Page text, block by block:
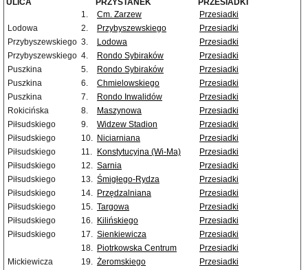
ULICA PRZYSTANEK
PRZESIADKI
1.
Cm. Zarzew
Przesiadki
Lodowa
2. Przybyszewskiego
Przesiadki
Przybyszewskiego 3. Lodowa
Przesiadki
Przybyszewskiego 4. Rondo Sybiraków
Przesiadki
Puszkina
5. Rondo Sybiraków
Przesiadki
Puszkina
6. Chmielowskiego
Przesiadki
Puszkina
7. Rondo Inwalidów
Przesiadki
Rokicińska
8. Maszynowa
Przesiadki
Piłsudskiego
9. Widzew Stadion
Przesiadki
Piłsudskiego
10. Niciarniana
Przesiadki
Piłsudskiego
11. Konstytucyjna (Wi-Ma)
Przesiadki
Piłsudskiego
12. Sarnia
Przesiadki
Piłsudskiego
13. Śmigłego-Rydza
Przesiadki
Piłsudskiego
14. Przędzalniana
Przesiadki
Piłsudskiego
15. Targowa
Przesiadki
Piłsudskiego
16. Kilińskiego
Przesiadki
Piłsudskiego
17. Sienkiewicza
Przesiadki
18. Piotrkowska Centrum
Przesiadki
Mickiewicza
19. Żeromskiego Przesiadki